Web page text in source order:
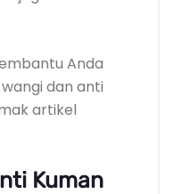
Anda
dan anti
artikel
Kuman